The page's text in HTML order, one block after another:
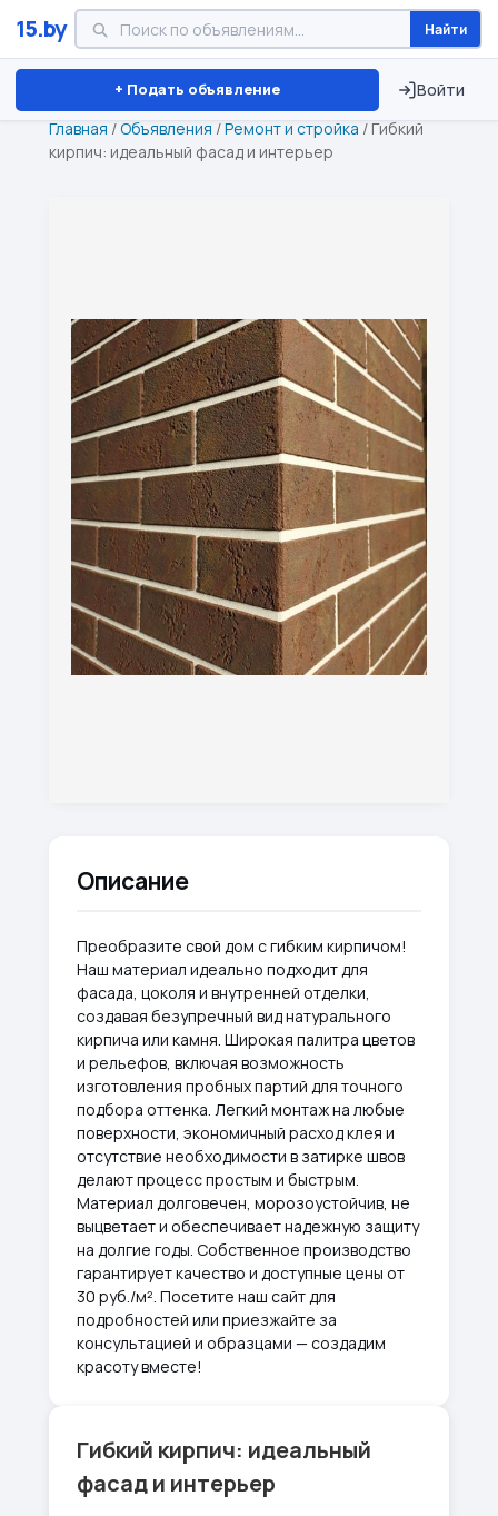
15.by Найти
+ Подать объявление Войти
Минск Витебск Брест ⏱ ТОЛЬКО 15 ДНЕЙ
Главная /Объявления /Ремонт и стройка / Гибкий
кирпич: идеальный фасад и интерьер
Описание
Преобразите свой дом с гибким кирпичом!
Наш материал идеально подходит для
фасада, цоколя и внутренней отделки,
создавая безупречный вид натурального
кирпича или камня. Широкая палитра цветов
и рельефов, включая возможность
изготовления пробных партий для точного
подбора оттенка. Легкий монтаж на любые
поверхности, экономичный расход клея и
отсутствие необходимости в затирке швов
делают процесс простым и быстрым.
Материал долговечен, морозоустойчив, не
выцветает и обеспечивает надежную защиту
на долгие годы. Собственное производство
гарантирует качество и доступные цены от
30 руб./м². Посетите наш сайт для
подробностей или приезжайте за
консультацией и образцами — создадим
красоту вместе!
Гибкий кирпич: идеальный
фасад и интерьер